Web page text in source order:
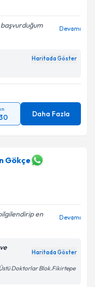
Devamı
Haritada Göster
Daha Fazla
Gökçe
en
Devamı
Haritada Göster
Doktorlar Blok.Fikirtepe